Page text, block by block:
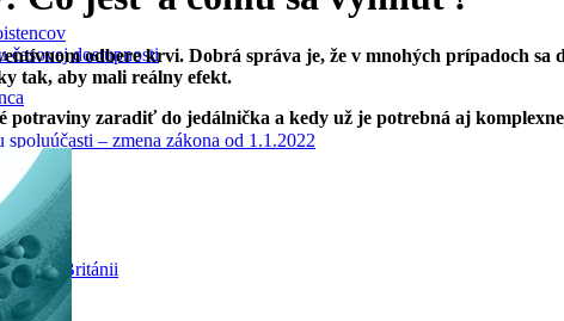
časovej dostupnosti
– zmena zákona od 1.1.2022
Veľkej Británii
odbere krvi. Dobrá správa je, že v mnohých prípadoch
tak, aby mali reálny efekt.
potraviny zaradiť do jedálnička a kedy už je potrebná aj